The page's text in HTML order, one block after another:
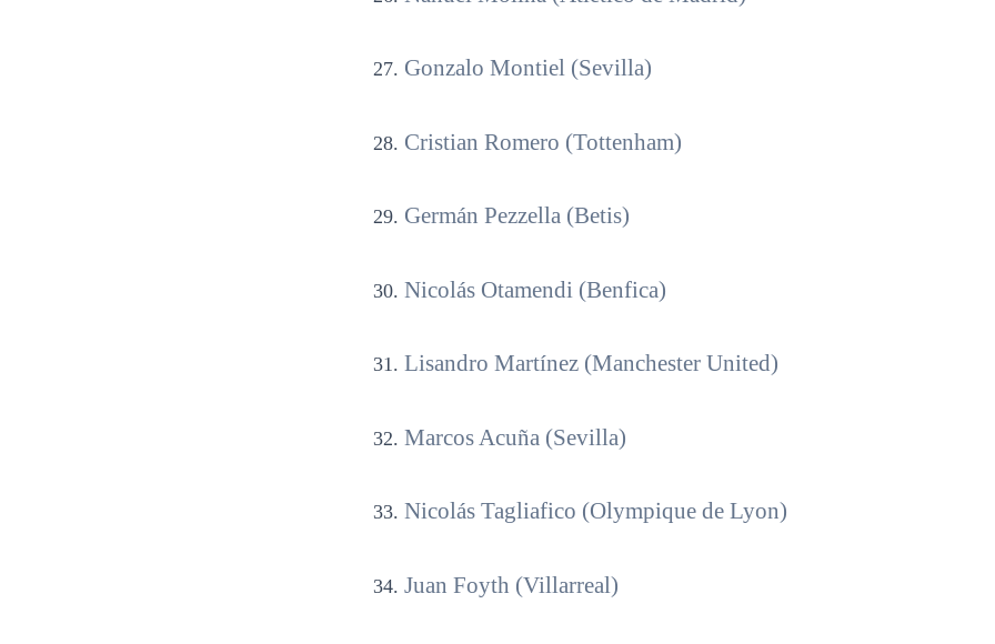
Gonzalo Montiel (Sevilla)
Cristian Romero (Tottenham)
Germán Pezzella (Betis)
Nicolás Otamendi (Benfica)
Lisandro Martínez (Manchester United)
Marcos Acuña (Sevilla)
Nicolás Tagliafico (Olympique de Lyon)
Juan Foyth (Villarreal)